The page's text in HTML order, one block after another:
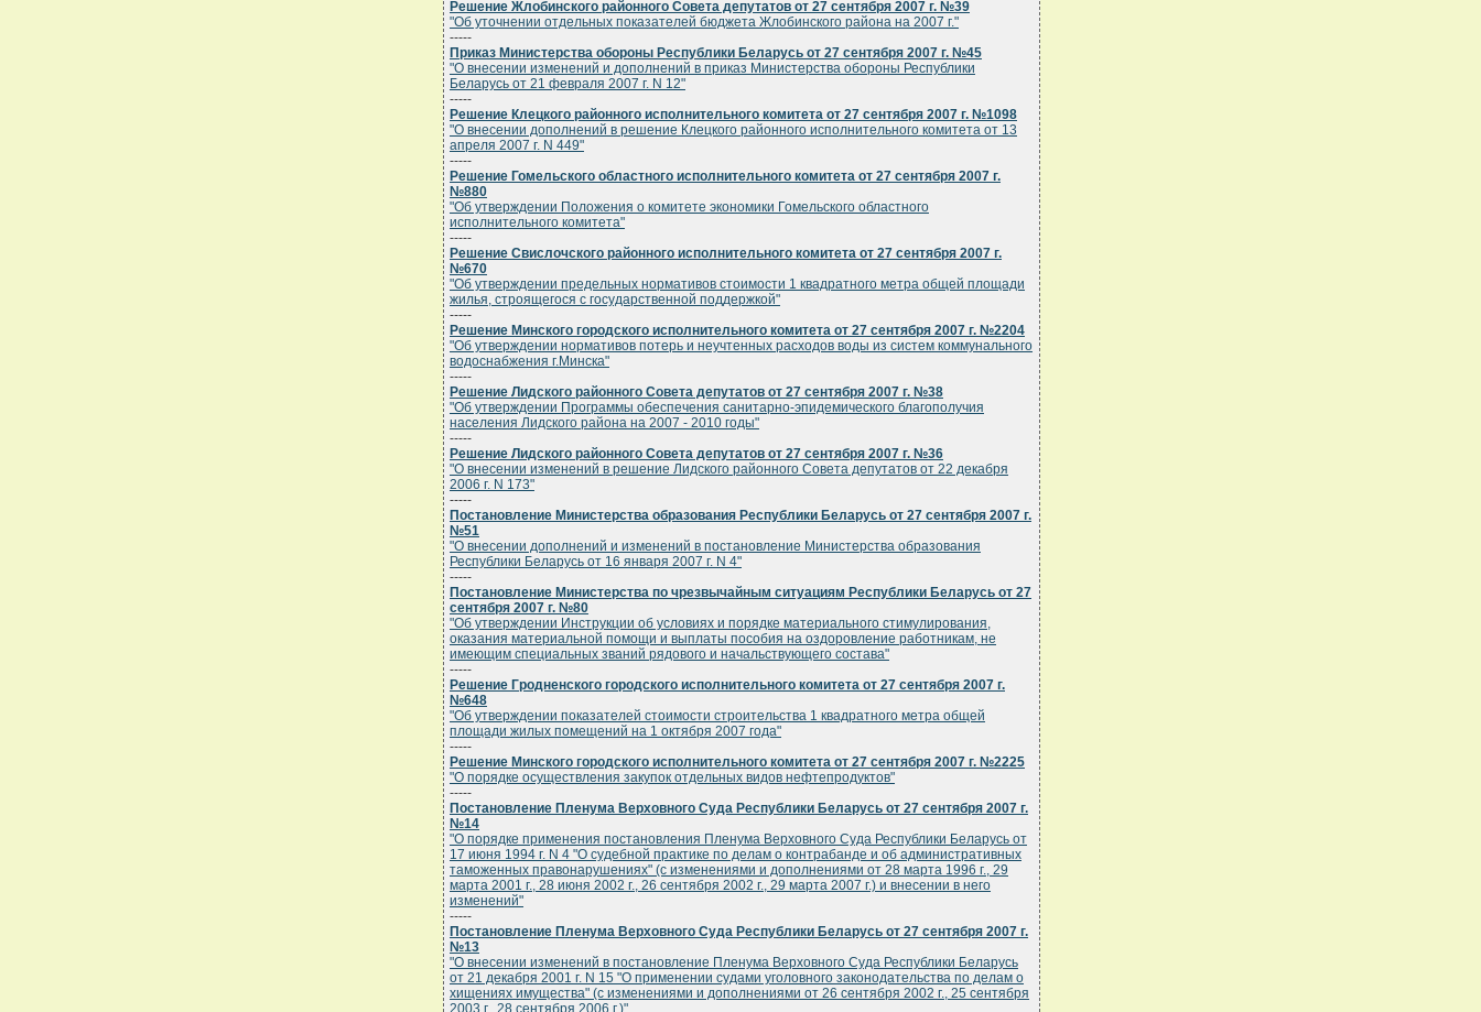
Решение Жлобинского районного Совета депутатов от 27 сентября 2007 г. №39
"Об уточнении отдельных показателей бюджета Жлобинского района на 2007 г."
-----
Приказ Министерства обороны Республики Беларусь от 27 сентября 2007 г. №45
"О внесении изменений и дополнений в приказ Министерства обороны Республики
Беларусь от 21 февраля 2007 г. N 12"
-----
Решение Клецкого районного исполнительного комитета от 27 сентября 2007 г. №1098
"О внесении дополнений в решение Клецкого районного исполнительного комитета от 13
апреля 2007 г. N 449"
-----
Решение Гомельского областного исполнительного комитета от 27 сентября 2007 г.
№880
"Об утверждении Положения о комитете экономики Гомельского областного
исполнительного комитета"
-----
Решение Свислочского районного исполнительного комитета от 27 сентября 2007 г.
№670
"Об утверждении предельных нормативов стоимости 1 квадратного метра общей площади
жилья, строящегося с государственной поддержкой"
-----
Решение Минского городского исполнительного комитета от 27 сентября 2007 г. №2204
"Об утверждении нормативов потерь и неучтенных расходов воды из систем коммунального
водоснабжения г.Минска"
-----
Решение Лидского районного Совета депутатов от 27 сентября 2007 г. №38
"Об утверждении Программы обеспечения санитарно-эпидемического благополучия
населения Лидского района на 2007 - 2010 годы"
-----
Решение Лидского районного Совета депутатов от 27 сентября 2007 г. №36
"О внесении изменений в решение Лидского районного Совета депутатов от 22 декабря
2006 г. N 173"
-----
Постановление Министерства образования Республики Беларусь от 27 сентября 2007 г.
№51
"О внесении дополнений и изменений в постановление Министерства образования
Республики Беларусь от 16 января 2007 г. N 4"
-----
Постановление Министерства по чрезвычайным ситуациям Республики Беларусь от 27
сентября 2007 г. №80
"Об утверждении Инструкции об условиях и порядке материального стимулирования,
оказания материальной помощи и выплаты пособия на оздоровление работникам, не
имеющим специальных званий рядового и начальствующего состава"
-----
Решение Гродненского городского исполнительного комитета от 27 сентября 2007 г.
№648
"Об утверждении показателей стоимости строительства 1 квадратного метра общей
площади жилых помещений на 1 октября 2007 года"
-----
Решение Минского городского исполнительного комитета от 27 сентября 2007 г. №2225
"О порядке осуществления закупок отдельных видов нефтепродуктов"
-----
Постановление Пленума Верховного Суда Республики Беларусь от 27 сентября 2007 г.
№14
"О порядке применения постановления Пленума Верховного Суда Республики Беларусь от
17 июня 1994 г. N 4 "О судебной практике по делам о контрабанде и об административных
таможенных правонарушениях" (с изменениями и дополнениями от 28 марта 1996 г., 29
марта 2001 г., 28 июня 2002 г., 26 сентября 2002 г., 29 марта 2007 г.) и внесении в него
изменений"
-----
Постановление Пленума Верховного Суда Республики Беларусь от 27 сентября 2007 г.
№13
"О внесении изменений в постановление Пленума Верховного Суда Республики Беларусь
от 21 декабря 2001 г. N 15 "О применении судами уголовного законодательства по делам о
хищениях имущества" (с изменениями и дополнениями от 26 сентября 2002 г., 25 сентября
2003 г., 28 сентября 2006 г.)"